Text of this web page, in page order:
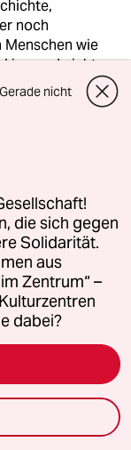
noch
wie
jemand nicht
Israels geißeln
Israelis ob ihrer
bzw. in
in der Taz
Broder im O-
korrekte
seine Homepage
:"Jede Kritik
(Medick) den
Gerade nicht
die sich gegen
Solidarität.
aus
Zentrum“ –
dabei?